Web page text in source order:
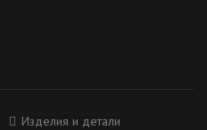
Изделия и детали